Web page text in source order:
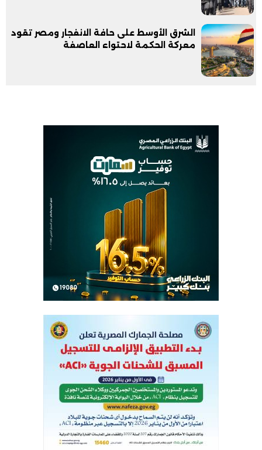
الشرق الأوسط على حافة الانفجار ومصر تقود
معركة الحكمة لاحتواء العاصفة